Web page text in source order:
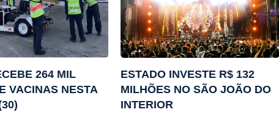
264 MIL
VACINAS NESTA
ESTADO INVESTE R$ 132
MILHÕES NO SÃO JOÃO DO
INTERIOR